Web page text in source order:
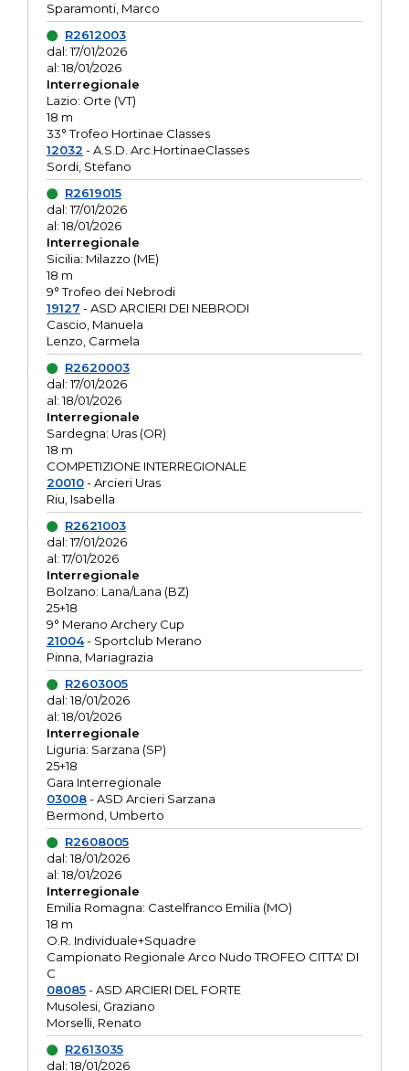
Sparamonti, Marco
R2612003
dal: 17/01/2026
al: 18/01/2026
Interregionale
Lazio: Orte (VT)
18 m
33° Trofeo Hortinae Classes
12032 - A.S.D. Arc.HortinaeClasses
Sordi, Stefano
R2619015
dal: 17/01/2026
al: 18/01/2026
Interregionale
Sicilia: Milazzo (ME)
18 m
9° Trofeo dei Nebrodi
19127 - ASD ARCIERI DEI NEBRODI
Cascio, Manuela
Lenzo, Carmela
R2620003
dal: 17/01/2026
al: 18/01/2026
Interregionale
Sardegna: Uras (OR)
18 m
COMPETIZIONE INTERREGIONALE
20010- Arcieri Uras
Riu, Isabella
R2621003
dal: 17/01/2026
al: 17/01/2026
Interregionale
Bolzano: Lana/Lana (BZ)
25+18
9° Merano Archery Cup
21004- Sportclub Merano
Pinna, Mariagrazia
R2603005
dal: 18/01/2026
al: 18/01/2026
Interregionale
Liguria: Sarzana (SP)
25+18
Gara Interregionale
03008- ASD Arcieri Sarzana
Bermond, Umberto
R2608005
dal: 18/01/2026
al: 18/01/2026
Interregionale
Emilia Romagna: Castelfranco Emilia (MO)
18 m
O.R. Individuale+Squadre
Campionato Regionale Arco Nudo TROFEO CITTA' DI
C
08085- ASD ARCIERI DEL FORTE
Musolesi, Graziano
Morselli, Renato
R2613035
dal: 18/01/2026